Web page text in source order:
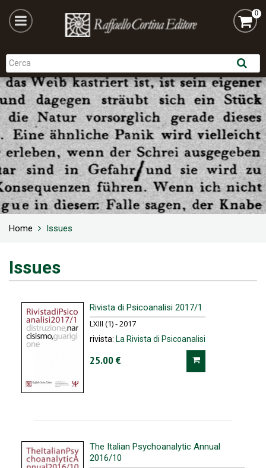
0
Home Issues
Issues
Rivista di Psicoanalisi 2017/1
LXIII (1) - 2017
rivista: La Rivista di Psicoanalisi
25.00 €
The Italian Psychoanalytic Annual
2016/10